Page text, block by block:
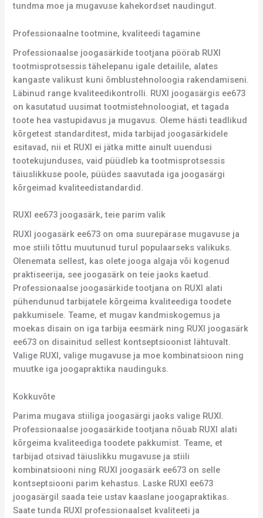
tundma moe ja mugavuse kahekordset naudingut.
Professionaalne tootmine, kvaliteedi tagamine
Professionaalse joogasärkide tootjana pöörab RUXI
tootmisprotsessis tähelepanu igale detailile, alates
kangaste valikust kuni õmblustehnoloogia rakendamiseni.
Läbinud range kvaliteedikontrolli. RUXI joogasärgis ee673
on kasutatud uusimat tootmistehnoloogiat, et tagada
toote hea vastupidavus ja mugavus. Oleme hästi teadlikud
kõrgetest standarditest, mida tarbijad joogasärkidele
esitavad, nii et RUXI ei jätka mitte ainult uuendusi
tootekujunduses, vaid püüdleb ka tootmisprotsessis
täiuslikkuse poole, püüdes saavutada iga joogasärgi
kõrgeimad kvaliteedistandardid.
RUXI ee673 joogasärk, teie parim valik
RUXI joogasärk ee673 on oma suurepärase mugavuse ja
moe stiili tõttu muutunud turul populaarseks valikuks.
Olenemata sellest, kas olete jooga algaja või kogenud
praktiseerija, see joogasärk on teie jaoks kaetud.
Professionaalse joogasärkide tootjana on RUXI alati
pühendunud tarbijatele kõrgeima kvaliteediga toodete
pakkumisele. Teame, et mugav kandmiskogemus ja
moekas disain on iga tarbija eesmärk ning RUXI joogasärk
ee673 on disainitud sellest kontseptsioonist lähtuvalt.
Valige RUXI, valige mugavuse ja moe kombinatsioon ning
muutke iga joogapraktika naudinguks.
Kokkuvõte
Parima mugava stiiliga joogasärgi jaoks valige RUXI.
Professionaalse joogasärkide tootjana nõuab RUXI alati
kõrgeima kvaliteediga toodete pakkumist. Teame, et
tarbijad otsivad täiuslikku mugavuse ja stiili
kombinatsiooni ning RUXI joogasärk ee673 on selle
kontseptsiooni parim kehastus. Laske RUXI ee673
joogasärgil saada teie ustav kaaslane joogapraktikas.
Saate tunda RUXI professionaalset kvaliteeti ja